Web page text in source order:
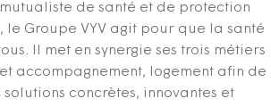
de santé et de protection
le Groupe VYV agit pour que la santé
Il met en synergie ses trois métiers
accompagnement, logement afin de
concrètes, innovantes et